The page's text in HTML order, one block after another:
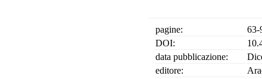
pagine:
63-
DOI:
data pubblicazione:
editore: